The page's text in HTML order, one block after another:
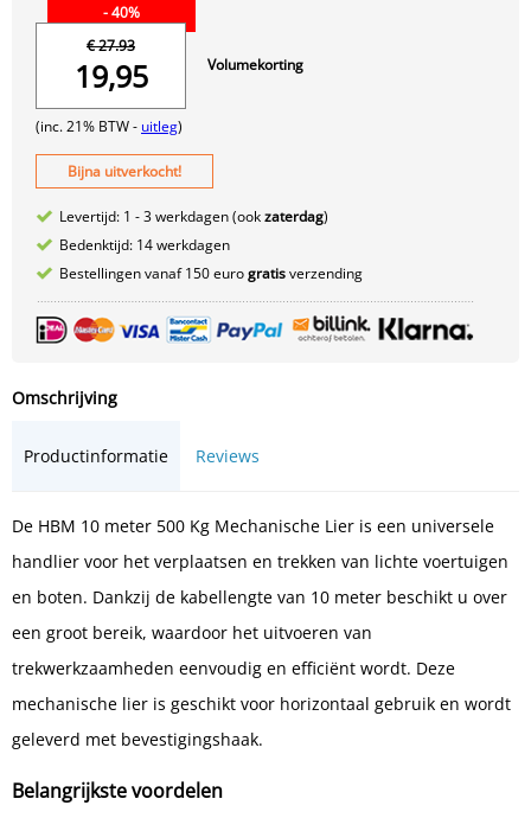
- 40%
€ 27.93
19,95
(inc. 21% BTW - uitleg)
Volumekorting
Bijna uitverkocht!
Levertijd: 1 - 3 werkdagen (ookzaterdag)
Bedenktijd: 14 werkdagen
Bestellingen vanaf 150 eurogratisverzending
Omschrijving
Productinformatie Reviews
De HBM 10 meter 500 Kg Mechanische Lier is een universele
handlier voor het verplaatsen en trekken van lichte voertuigen
en boten. Dankzij de kabellengte van 10 meter beschikt u over
een groot bereik, waardoor het uitvoeren van
trekwerkzaamheden eenvoudig en efficiënt wordt. Deze
mechanische lier is geschikt voor horizontaal gebruik en wordt
geleverd met bevestigingshaak.
Belangrijkste voordelen